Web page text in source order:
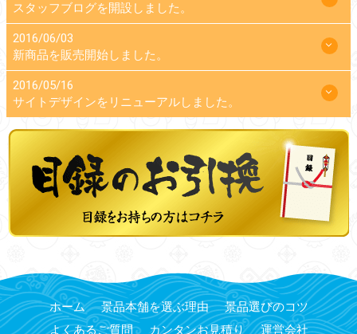
スタッフブログを開設しました。
2016/06/03
新商品を販売開始しました。
2016/05/16
サイトデザインをリニューアルしました。
ホーム 景品本舗を選ぶ理由
景品選びのコツ
よくあるご質問
カンタンお見積り 運営会社